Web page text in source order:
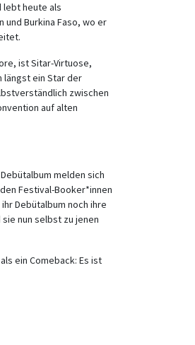
lebt heute als
Burkina Faso, wo er
ist Sitar-Virtuose,
längst ein Star der
zwischen
auf alten
melden sich
Festival-Booker*innen
ihr Debütalbum noch ihre
nun selbst zu jenen
ein Comeback: Es ist